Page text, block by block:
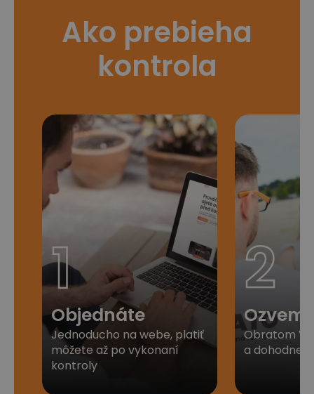
Ako prebieha
kontrola
1
Objednáte
Jednoducho na webe, platiť
môžete až po vykonaní
kontroly
2
Obratom
a